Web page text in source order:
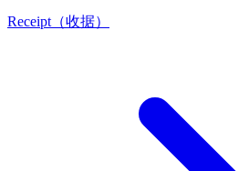
Receipt（收据）